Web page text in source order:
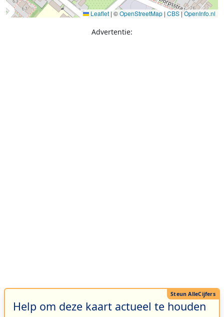
Leaflet | ©OpenStreetMap | CBS|OpenInfo.nl
Advertentie:
Help om deze kaart actueel te houden